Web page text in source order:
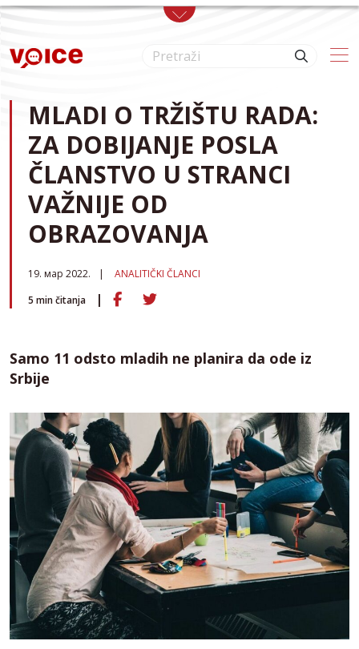
Skip to main content
MLADI O TRŽIŠTU RADA:
ZA DOBIJANJE POSLA
ČLANSTVO U STRANCI
VAŽNIJE OD
OBRAZOVANJA
19. мар 2022.
ANALITIČKI ČLANCI
5 min čitanja
Samo 11 odsto mladih ne planira da ode iz
Srbije